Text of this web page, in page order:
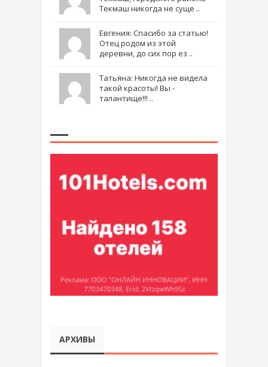
Текмаш никогда не суще ..
Евгения: Спасибо за статью!
Отец родом из этой
деревни, до сих пор ез ..
Татьяна: Никогда не видела
такой красоты! Вы -
талантище!!! ..
АРХИВЫ